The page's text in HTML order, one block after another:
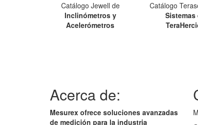
Catálogo Jewell de
Inclinómetros y
Acelerómetros
Catálogo
Sistemas
Acerca de:
Mesurex ofrece soluciones avanzadas
de medición para la industria